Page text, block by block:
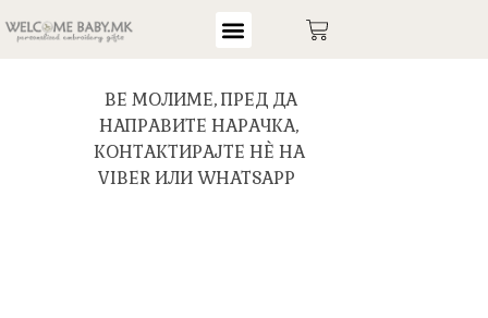
ВЕ МОЛИМЕ, ПРЕД ДА
НАПРАВИТЕ НАРАЧКА,
КОНТАКТИРАЈТЕ НЀ НА
VIBER ИЛИ WHATSAPP